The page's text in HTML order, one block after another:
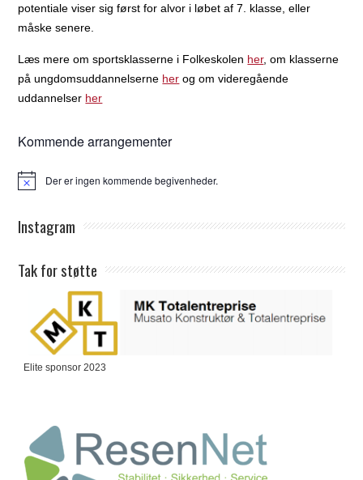
potentiale viser sig først for alvor i løbet af 7. klasse, eller
måske senere.
Læs mere om sportsklasserne i Folkeskolen her, om klasserne
på ungdomsuddannelserne her og om videregående
uddannelser her
Kommende arrangementer
Notice Der er ingen kommende begivenheder.
Instagram
Tak for støtte
Elite sponsor 2023